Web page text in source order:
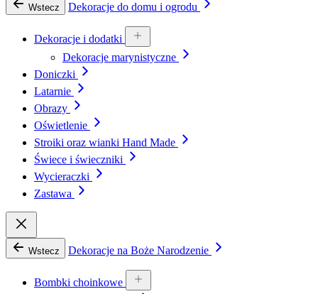
Wstecz Dekoracje do domu i ogrodu
Dekoracje i dodatki
Dekoracje marynistyczne
Doniczki
Latarnie
Obrazy
Oświetlenie
Stroiki oraz wianki Hand Made
Świece i świeczniki
Wycieraczki
Zastawa
Wstecz Dekoracje na Boże Narodzenie
Bombki choinkowe